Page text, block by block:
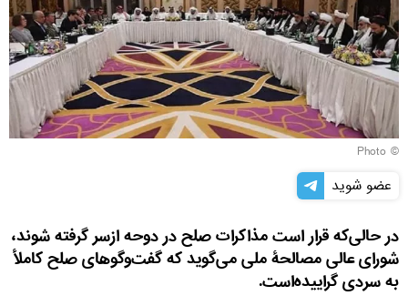
© Photo
عضو شوید
در حالی‌‎که قرار است مذاکرات صلح در دوحه ازسر گرفته شوند،
شورای عالی مصالحۀ ملی می‌گوید که گفت‌وگوهای صلح کاملأ
به سردی گراییده‌است.